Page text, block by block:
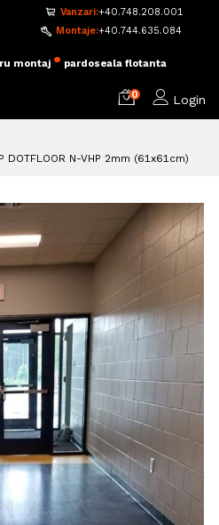
Vanzari:+40.748.208.001
Montaje:+40.744.635.084
montaj • pardoseala flotanta
0 Login
N-VHP 2mm (61x61cm)